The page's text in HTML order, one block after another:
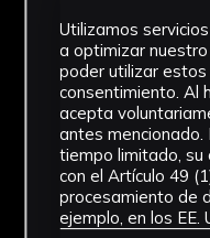
Utilizamos
a optimizar
poder utilizar
consentimiento. Al
acepta
antes mencionado.
tiempo limitado, su
con el Artículo 49
procesamiento de
ejemplo, en los EE.